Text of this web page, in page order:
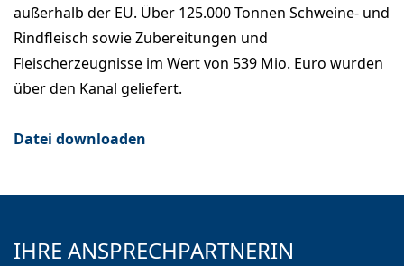
außerhalb der EU. Über 125.000 Tonnen Schweine- und
Rindfleisch sowie Zubereitungen und
Fleischerzeugnisse im Wert von 539 Mio. Euro wurden
über den Kanal geliefert.
Datei downloaden
IHRE ANSPRECHPARTNERIN